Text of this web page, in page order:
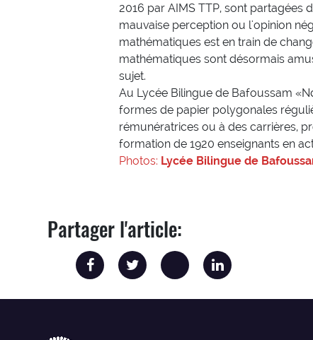
2016 par AIMS TTP, sont partagées
mauvaise perception ou l'opinion
mathématiques est en train de
mathématiques sont désormais
sujet.
Au Lycée Bilingue de Bafoussam
formes de papier polygonales
rémunératrices ou à des carrières,
formation de 1920 enseignants en
Photos: Lycée Bilingue de
Partager l'article: